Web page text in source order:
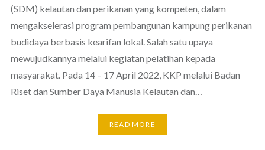
(SDM) kelautan dan perikanan yang kompeten, dalam
mengakselerasi program pembangunan kampung perikanan
budidaya berbasis kearifan lokal. Salah satu upaya
mewujudkannya melalui kegiatan pelatihan kepada
masyarakat. Pada 14 – 17 April 2022, KKP melalui Badan
Riset dan Sumber Daya Manusia Kelautan dan…
READ MORE